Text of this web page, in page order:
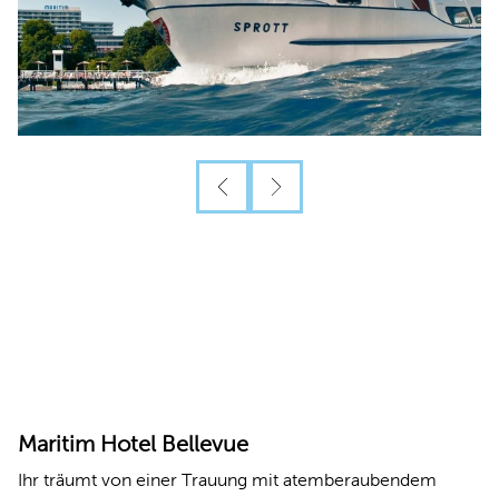
Maritim Hotel Bellevue
Ihr träumt von einer Trauung mit atemberaubendem